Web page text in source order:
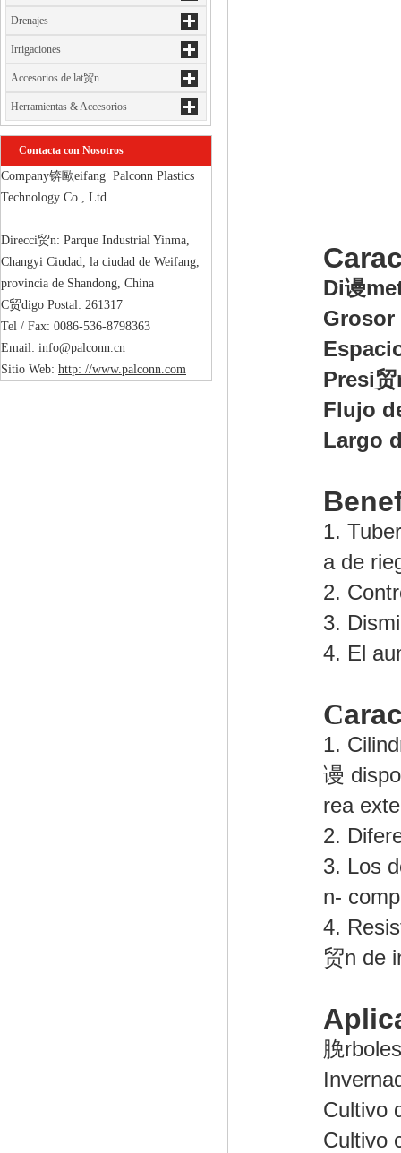
Drenajes
Irrigaciones
Accesorios de lat贸n
Herramientas & Accesorios
Contacta con Nosotros
Company锛歐eifang  Palconn Plastics
Technology Co., Ltd
Direcci贸n: Parque Industrial Yinma,
Changyi Ciudad, la ciudad de Weifang,
provincia de Shandong, China
C贸digo Postal: 261317
Tel / Fax: 0086-536-8798363
Email: info@palconn.cn
Sitio Web: http: //www.palconn.com
Di谩
Grosor
Presi
Flujo
Largo
1.
a de
2.
3.
4. El
C
1.
谩
rea
2.
3. Los
n-
4.
贸n de
脕
Cultivo
Cultivo